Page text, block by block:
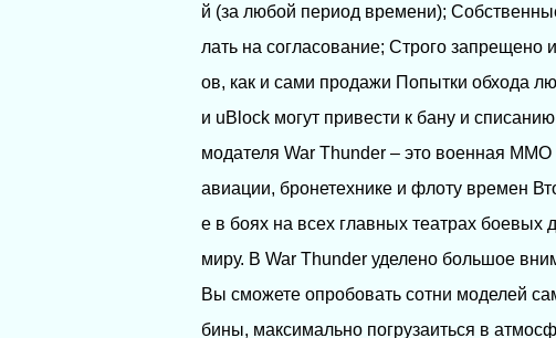
й (за любой период времени);
лать на согласование; Строго запрещено
ов, как и сами продажи Попытки обхода
и uBlock могут привести к бану и
модателя War Thunder – это военная
авиации, бронетехнике и флоту времен
е в боях на всех главных театрах
миру. В War Thunder уделено большое
Вы сможете опробовать сотни моделей
бины, максимально погрузаиться в